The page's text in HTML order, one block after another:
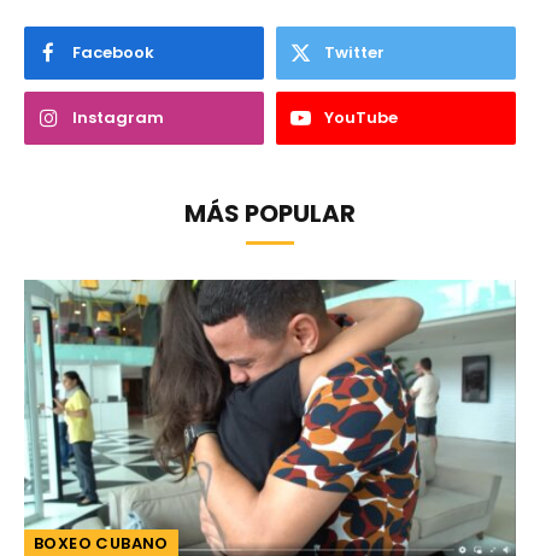
Facebook Twitter
Instagram YouTube
MÁS POPULAR
BOXEO CUBANO